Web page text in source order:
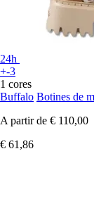
24h
+-3
1 cores
Buffalo Botines de
A partir de € 110,00
€ 61,86